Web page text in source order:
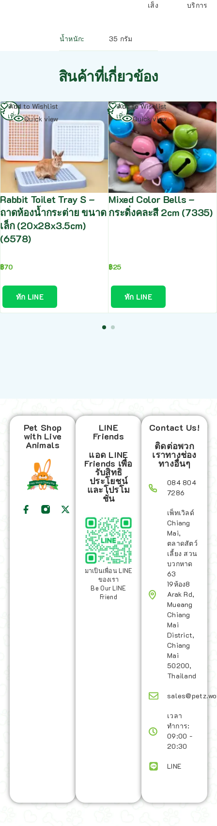
เส็ง
บริการ
น้ำหนัก 35 กรัม
สินค้าที่เกี่ยวข้อง
Add to Wishlist
Quick view
Rabbit Toilet Tray S –
ถาดห้องน้ำกระต่าย ขนาด
เล็ก (20x28x3.5cm)
(6578)
฿70
ทัก LINE
อ่าน
เพิ่ม
Add to Wishlist
Quick view
Mixed Color Bells –
กระดิ่งคละสี 2cm (7335)
฿25
ทัก LINE
อ่าน
เพิ่ม
Pet Shop
with Live
Animals
LINE
Friends
แอด LINE
Friends เพื่อ
รับสิทธิ
ประโยชน์
และโปรโม
ชั่น
มาเป็นเพื่อน LINE
ของเรา
Be Our LINE
Friend
Contact Us!
ติดต่อพวก
เราทางช่อง
ทางอื่นๆ
084 804
7286
เพ็ทเวิลด์
Chiang
Mai,
ตลาดสัตว์
เลี้ยง สวน
บวกหาด
63
19ห้อง8
Arak Rd,
Mueang
Chiang
Mai
District,
Chiang
Mai
50200,
Thailand
เวลา
ทำการ:
09:00 -
20:30
LINE